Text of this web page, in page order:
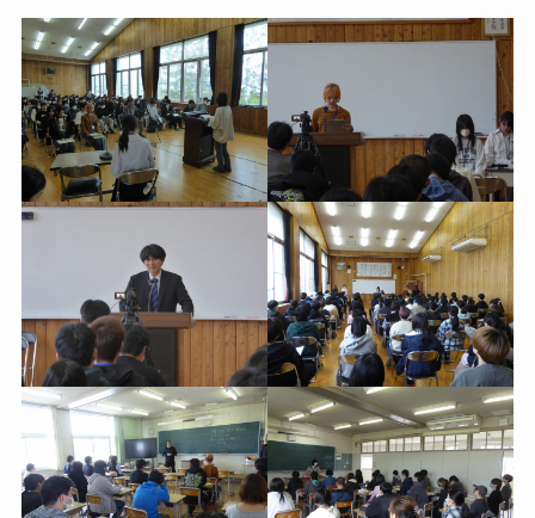
夜間部
お知らせ
夜間部について
夜間部の特色
重要視していること
年間行事予定
学校生活
進路について
通信制
お知らせ
通信制について
学校生活
年間行事予定
アクセス
進路について
学費について